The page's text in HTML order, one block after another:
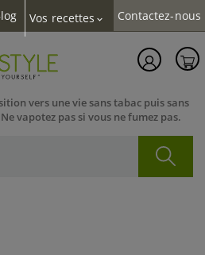
Vos recettes expand_more Contactez-nous
vers une vie sans tabac puis sans
vapotez pas si vous ne fumez pas.